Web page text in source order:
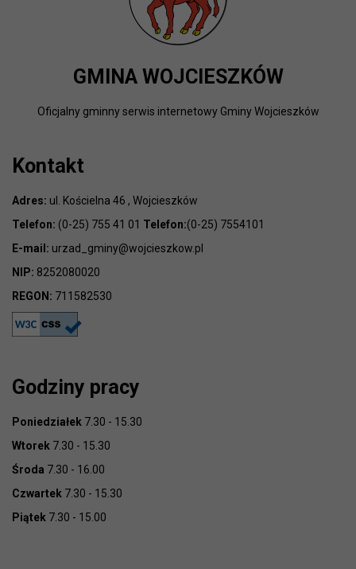
GMINA WOJCIESZKÓW
Oficjalny gminny serwis internetowy Gminy Wojcieszków
Kontakt
Adres: ul. Kościelna 46 , Wojcieszków
Telefon: (0-25) 755 41 01 Telefon:(0-25) 7554101
E-mail: urzad_gminy@wojcieszkow.pl
NIP: 8252080020
REGON: 711582530
Godziny pracy
Poniedziałek 7.30 - 15.30
Wtorek 7.30 - 15.30
Środa 7.30 - 16.00
Czwartek 7.30 - 15.30
Piątek 7.30 - 15.00